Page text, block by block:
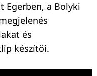
Egerben, a Bolyki
és
készítői.